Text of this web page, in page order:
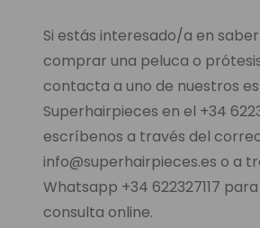
Si estás interesado/a en
comprar una peluca o
contacta a uno de nuestros
Superhairpieces en el +34
escríbenos a través del
info@superhairpieces.es o a
Whatsapp +34 622327117
consulta online.